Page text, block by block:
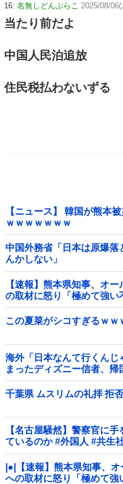
16: 名無しどんぶらこ 2025/08/
当たり前だよ
中国人民泊追放
住民税払わないずる
【ニュース】 韓国が熊本
ｗｗｗｗｗｗｗ
中国外務省「日本は原爆
んかしない」
【速報】熊本県知事、オ
の取材に怒り「極めて強
この夏菜がシコすぎるｗｗ
海外「日本なんて行くん
まったディズニー信者、
千葉県 ムスリムの礼拝 拒否
【名古屋騒然】警察官に
ているのか #外国人 #共生
|●|【速報】熊本県知事、
への取材に怒り「極めて強